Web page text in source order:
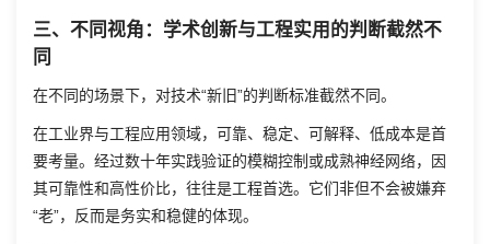
三、不同视角：学术创新与工程实用的判断截然不
同
在不同的场景下，对技术“新旧”的判断标准截然不同。
在工业界与工程应用领域，可靠、稳定、可解释、低成本是首
要考量。经过数十年实践验证的模糊控制或成熟神经网络，因
其可靠性和高性价比，往往是工程首选。它们非但不会被嫌弃
“老”，反而是务实和稳健的体现。